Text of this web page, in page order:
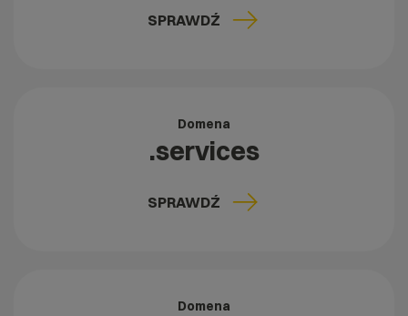
SPRAWDŹ
Domena
.services
SPRAWDŹ
Domena